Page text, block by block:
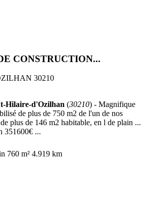
CONSTRUCTION...
30210
Hilaire-d'Ozilhan (30210) - Magnifique
de plus de 750 m2 de l'un de nos
plus de 146 m2 habitable, en l de plain ...
351600€ ...
760 m² 4.919 km